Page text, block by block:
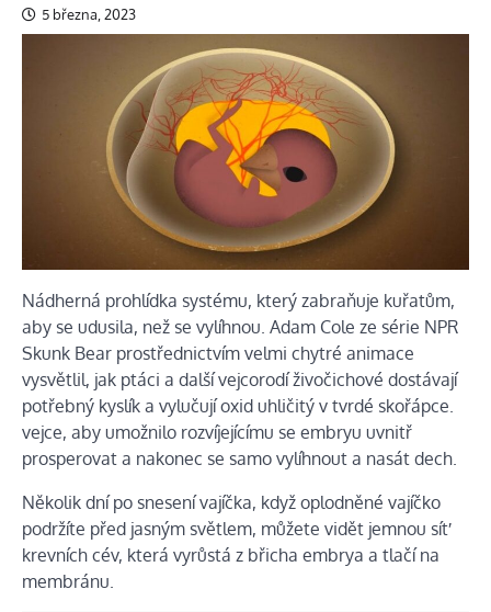
5 března, 2023
Nádherná prohlídka systému, který zabraňuje kuřatům,
aby se udusila, než se vylíhnou. Adam Cole ze série NPR
Skunk Bear prostřednictvím velmi chytré animace
vysvětlil, jak ptáci a další vejcorodí živočichové dostávají
potřebný kyslík a vylučují oxid uhličitý v tvrdé skořápce.
vejce, aby umožnilo rozvíjejícímu se embryu uvnitř
prosperovat a nakonec se samo vylíhnout a nasát dech.
Několik dní po snesení vajíčka, když oplodněné vajíčko
podržíte před jasným světlem, můžete vidět jemnou síť
krevních cév, která vyrůstá z břicha embrya a tlačí na
membránu.